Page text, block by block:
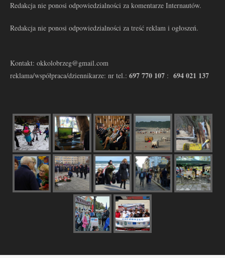
Redakcja nie ponosi odpowiedzialności za komentarze Internautów.
Redakcja nie ponosi odpowiedzialności za treść reklam i ogłoszeń.
Kontakt: okkolobrzeg@gmail.com
reklama/współpraca/dziennikarze: nr tel.: 697 770 107 : 694 021 137